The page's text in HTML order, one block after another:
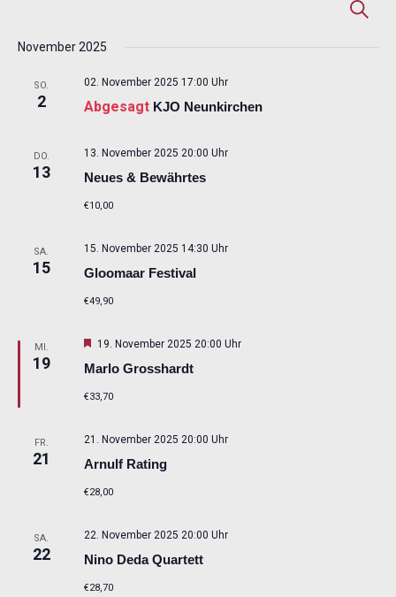
Suche
November 2025
SO.
2 Abgesagt KJO Neunkirchen
02. November 2025 17:00 Uhr
DO.
13 Neues & Bewährtes
13. November 2025 20:00 Uhr
€10,00
SA.
15 Gloomaar Festival
15. November 2025 14:30 Uhr
€49,90
MI.
19 Marlo Grosshardt
Hervorgehoben
19. November 2025 20:00 Uhr
€33,70
FR.
21 Arnulf Rating
21. November 2025 20:00 Uhr
€28,00
SA.
22 Nino Deda Quartett
22. November 2025 20:00 Uhr
€28,70